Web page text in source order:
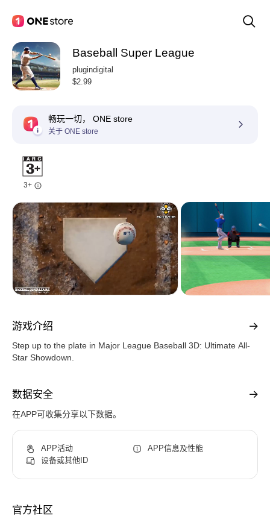
Baseball Super League
plugindigital
$2.99
畅玩一切， ONE store
关于 ONE store
3+
游戏介绍
Step up to the plate in Major League Baseball 3D: Ultimate All-
Star Showdown.
数据安全
在APP可收集分享以下数据。
APP活动
APP信息及性能
设备或其他ID
官方社区